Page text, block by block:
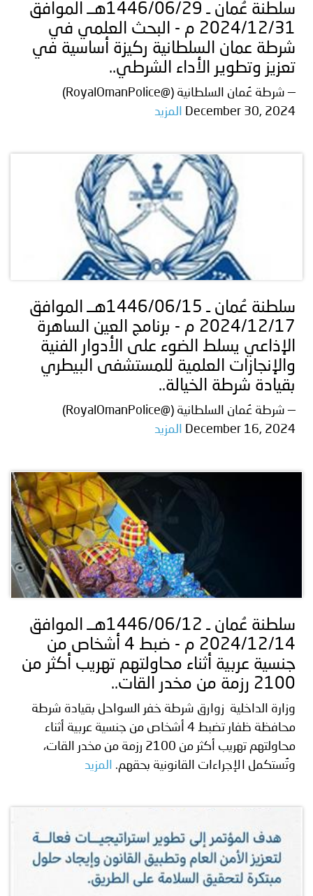
سلطنة عُمان ـ 1446/06/29هــ الموافق
2024/12/31 م - البحث العلمي في
شرطة عمان السلطانية ركيزة أساسية في
تعزيز وتطوير الأداء الشرطي..
— شرطة عُمان السلطانية (@RoyalOmanPolice)
December 30, 2024
المزيد
سلطنة عُمان ـ 1446/06/15هــ الموافق
2024/12/17 م - برنامج العين الساهرة
الإذاعي يسلط الضوء على الأدوار الفنية
والإنجازات العلمية للمستشفى البيطري
بقيادة شرطة الخيالة..
— شرطة عُمان السلطانية (@RoyalOmanPolice)
December 16, 2024
المزيد
سلطنة عُمان ـ 1446/06/12هــ الموافق
2024/12/14 م - ضبط 4 أشخاص من
جنسية عربية أثناء محاولتهم تهريب أكثر من
2100 رزمة من مخدر القات..
وزارة الداخلية زوارق شرطة خفر السواحل بقيادة شرطة
محافظة ظفار تضبط 4 أشخاص من جنسية عربية أثناء
محاولتهم تهريب أكثر من 2100 رزمة من مخدر القات،
وتُستكمل الإجراءات القانونية بحقهم.
المزيد